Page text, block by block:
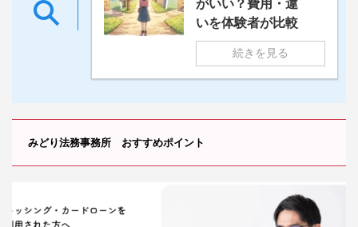
がいい？費用・違
いを体験者が比較
続きを見る
みどり法務事務所 おすすめポイント